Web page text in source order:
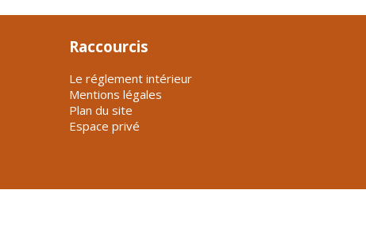
Raccourcis
Le réglement intérieur
Mentions légales
Plan du site
Espace privé